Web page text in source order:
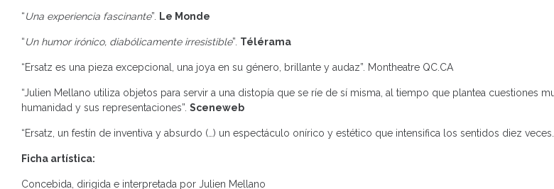
“Una experiencia fascinante”. Le Monde
“Un humor irónico, diabólicamente irresistible”. Télérama
“Ersatz es una pieza excepcional, una joya en su género, brillante y audaz”. Montheatre QC.CA
“Julien Mellano utiliza objetos para servir a una distopía que se ríe de sí misma, al tiempo que plantea cuestiones
humanidad y sus representaciones”. Sceneweb
“Ersatz, un festín de inventiva y absurdo (…) un espectáculo onírico y estético que intensifica los sentidos diez
Ficha artística:
Concebida, dirigida e interpretada por Julien Mellano